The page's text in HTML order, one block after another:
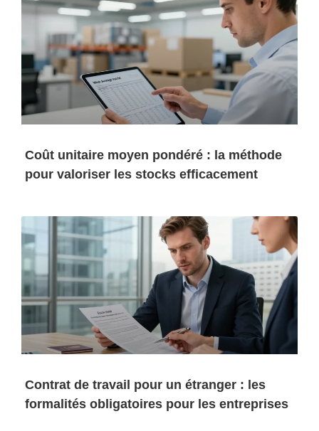
Coût unitaire moyen pondéré : la méthode
pour valoriser les stocks efficacement
Contrat de travail pour un étranger : les
formalités obligatoires pour les entreprises